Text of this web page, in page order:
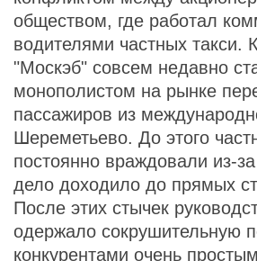
обществом, где работал
водителями частных такси.
"Москэб" совсем недавно
монополистом на рынке
пассажиров из
Шереметьево. До этого
постоянно враждовали из-
дело доходило до прямых
После этих стычек
одержало сокрушительную
конкурентами очень